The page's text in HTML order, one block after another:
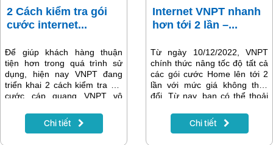
2 Cách kiểm tra gói
cước internet...
Để giúp khách hàng thuận
tiện hơn trong quá trình sử
dụng, hiện nay VNPT đang
triển khai 2 cách kiểm tra gói
cước cáp quang VNPT vô
chóng. Khách hàng có thể
thực hiện bất cứ lúc nào và
Chi tiết
Internet VNPT nhanh
hơn tới 2 lần –...
Từ ngày 10/12/2022, VNPT
chính thức nâng tốc độ tất cả
các gói cước Home lên tới 2
lần với mức giá không thay
đổi. Từ nay, bạn có thể thoải
đỉnh, siêu “mượt mà” mà
không phải “lăn tăn” về giá.
Chi tiết